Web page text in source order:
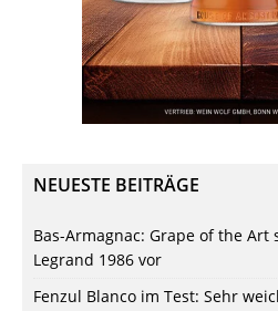
NEUESTE BEITRÄGE
Bas-Armagnac: Grape of the Art
Legrand 1986 vor
Fenzul Blanco im Test: Sehr